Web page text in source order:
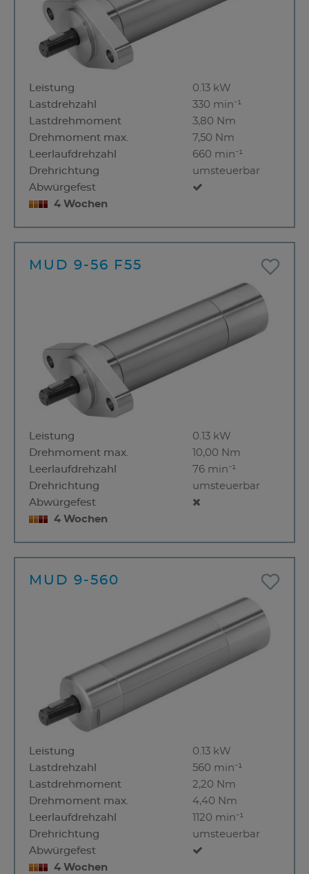
Leistung
0.13 kW
Lastdrehzahl
330 min⁻¹
Lastdrehmoment
3,80 Nm
Drehmoment max.
7,50 Nm
Leerlaufdrehzahl
660 min⁻¹
Drehrichtung
umsteuerbar
Abwürgefest
4 Wochen
MUD 9-56 F55
Leistung
0.13 kW
Drehmoment max.
10,00 Nm
Leerlaufdrehzahl
76 min⁻¹
Drehrichtung
umsteuerbar
Abwürgefest
4 Wochen
MUD 9-560
Leistung
0.13 kW
Lastdrehzahl
560 min⁻¹
Lastdrehmoment
2,20 Nm
Drehmoment max.
4,40 Nm
Leerlaufdrehzahl
1120 min⁻¹
Drehrichtung
umsteuerbar
Abwürgefest
4 Wochen